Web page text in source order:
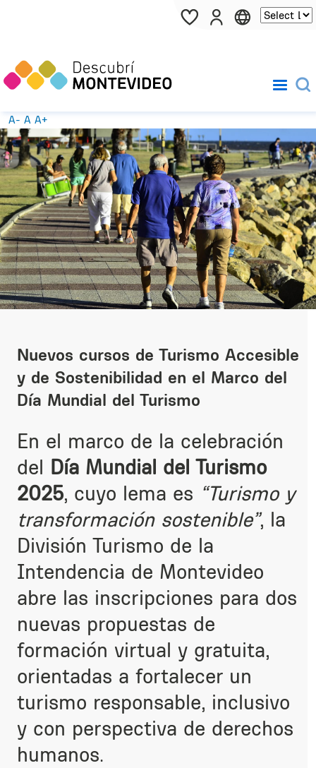
Pasar al contenido principal
A- A A+
Nuevos cursos de Turismo Accesible
y de Sostenibilidad en el Marco del
Día Mundial del Turismo
En el marco de la celebración
del Día Mundial del Turismo
2025, cuyo lema es “Turismo y
transformación sostenible”, la
División Turismo de la
Intendencia de Montevideo
abre las inscripciones para dos
nuevas propuestas de
formación virtual y gratuita,
orientadas a fortalecer un
turismo responsable, inclusivo
y con perspectiva de derechos
humanos.